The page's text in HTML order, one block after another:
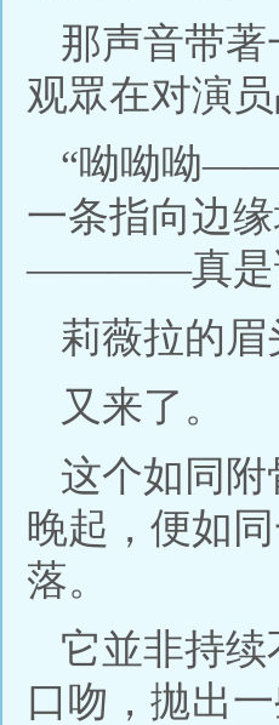
那声音带
观眾在对演员
“呦呦呦
一条指向边
————真是
莉薇拉的眉
又来了。
这个如同
晚起，便如
落。
它並非持
口吻，拋出